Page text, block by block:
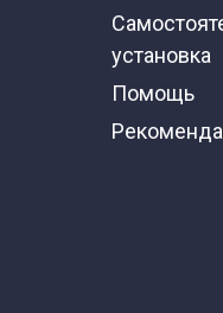
установка
Помощь